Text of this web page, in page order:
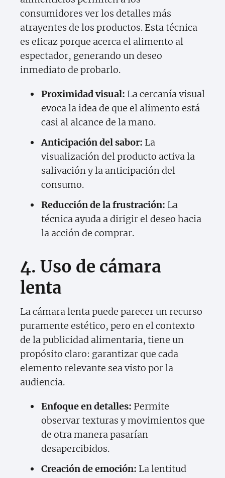
consumidores ver los detalles más
atrayentes de los productos. Esta técnica
es eficaz porque acerca el alimento al
espectador, generando un deseo
inmediato de probarlo.
Proximidad visual: La cercanía visual
evoca la idea de que el alimento está
casi al alcance de la mano.
Anticipación del sabor: La
visualización del producto activa la
salivación y la anticipación del
consumo.
Reducción de la frustración: La
técnica ayuda a dirigir el deseo hacia
la acción de comprar.
4. Uso de cámara
lenta
La cámara lenta puede parecer un recurso
puramente estético, pero en el contexto
de la publicidad alimentaria, tiene un
propósito claro: garantizar que cada
elemento relevante sea visto por la
audiencia.
Enfoque en detalles: Permite
observar texturas y movimientos que
de otra manera pasarían
desapercibidos.
Creación de emoción: La lentitud